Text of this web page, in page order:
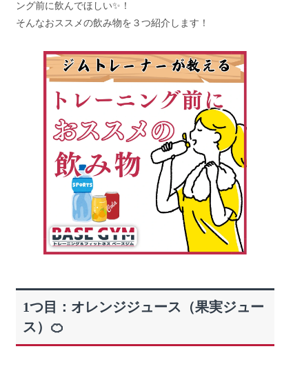
ング前に飲んでほしい✨！
そんなおススメの飲み物を３つ紹介します！
1つ目：オレンジジュース（果実ジュー
ス）🍊